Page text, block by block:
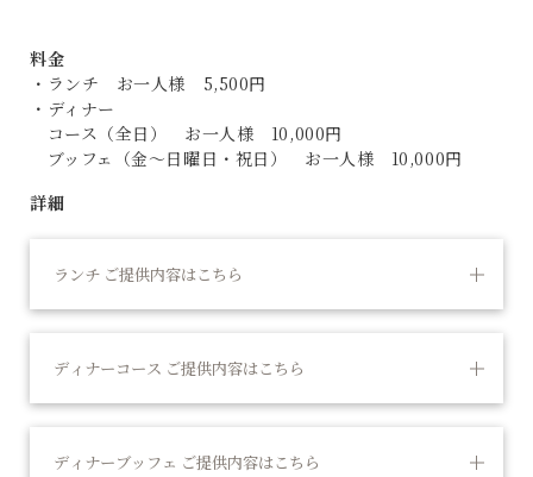
料金
・ランチ お一人様 5,500円
・ディナー
コース（全日） お一人様 10,000円
ブッフェ（金～日曜日・祝日） お一人様 10,000円
詳細
ランチ ご提供内容はこちら
ディナーコース ご提供内容はこちら
ディナーブッフェ ご提供内容はこちら